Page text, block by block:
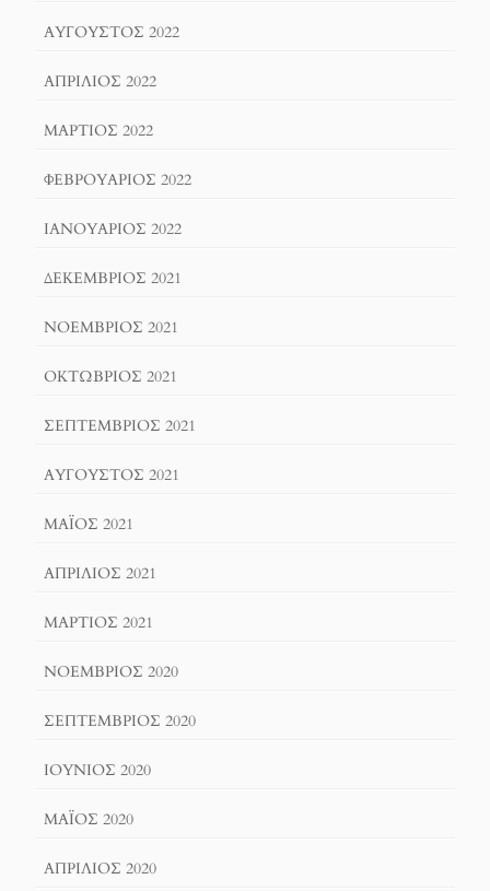
ΑΎΓΟΥΣΤΟΣ 2022
ΑΠΡΊΛΙΟΣ 2022
ΜΆΡΤΙΟΣ 2022
ΦΕΒΡΟΥΆΡΙΟΣ 2022
ΙΑΝΟΥΆΡΙΟΣ 2022
ΔΕΚΈΜΒΡΙΟΣ 2021
ΝΟΈΜΒΡΙΟΣ 2021
ΟΚΤΏΒΡΙΟΣ 2021
ΣΕΠΤΈΜΒΡΙΟΣ 2021
ΑΎΓΟΥΣΤΟΣ 2021
ΜΆΙΟΣ 2021
ΑΠΡΊΛΙΟΣ 2021
ΜΆΡΤΙΟΣ 2021
ΝΟΈΜΒΡΙΟΣ 2020
ΣΕΠΤΈΜΒΡΙΟΣ 2020
ΙΟΎΝΙΟΣ 2020
ΜΆΙΟΣ 2020
ΑΠΡΊΛΙΟΣ 2020